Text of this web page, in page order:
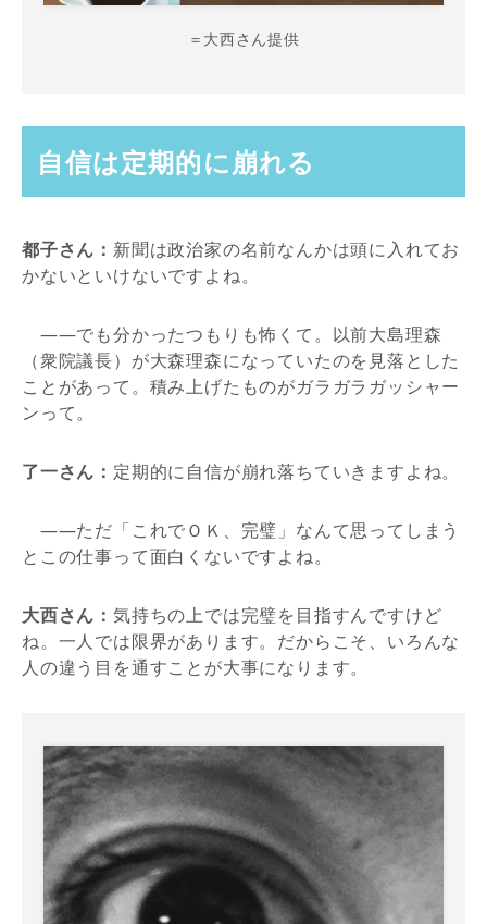
＝大西さん提供
自信は定期的に崩れる
都子さん： 新聞は政治家の名前なんかは頭に入れてお
かないといけないですよね。
――でも分かったつもりも怖くて。以前大島理森
（衆院議長）が大森理森になっていたのを見落とした
ことがあって。積み上げたものがガラガラガッシャー
ンって。
了一さん： 定期的に自信が崩れ落ちていきますよね。
――ただ「これでＯＫ、完璧」なんて思ってしまう
とこの仕事って面白くないですよね。
大西さん： 気持ちの上では完璧を目指すんですけど
ね。一人では限界があります。だからこそ、いろんな
人の違う目を通すことが大事になります。